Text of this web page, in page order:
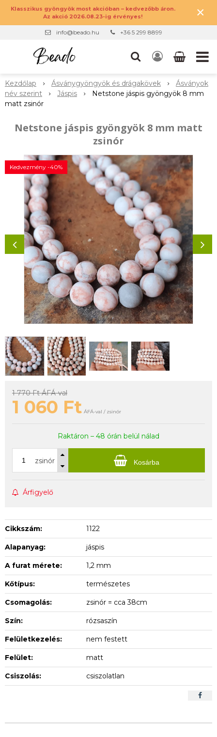
Klasszikus gyöngyök most akcióban – kedvezőbb áron.
Az akció 2026.08.23-ig érvényes!
×
info@beado.hu +36 5 299 8899
Kezdőlap Ásványgyöngyök és drágakövek
Ásványok
név szerint
Jáspis
Netstone jáspis gyöngyök 8 mm
matt zsinór
Netstone jáspis gyöngyök 8 mm matt
zsinór
Kedvezmény -40%
1 770 FtÁFÁ-val
1 060 Ft ÁFÁ-val / zsinór
Raktáron – 48 órán belül nálad
zsinór Kosárba
Árfigyelő
Cikkszám: 1122
Alapanyag: jáspis
A furat mérete: 1,2 mm
Kőtípus: természetes
Csomagolás: zsinór = cca 38cm
Szín: rózsaszín
Felületkezelés: nem festett
Felület: matt
Csiszolás: csiszolatlan